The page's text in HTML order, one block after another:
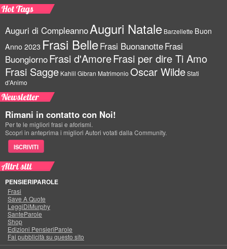
Hot Tags
Auguri di CompleannoAuguri Natale Barzellette Buon
Anno 2023 Frasi BelleFrasi BuonanotteFrasi
BuongiornoFrasi d'AmoreFrasi per dire Ti Amo
Frasi Sagge Kahlil Gibran Matrimonio Oscar WildeStati
d'Animo
Newsletter
Rimani in contatto con Noi!
Per te le migliori frasi e aforismi.
Scopri in anteprima i migliori Autori votati dalla Community.
ISCRIVITI
Altri siti
PENSIERIPAROLE
Frasi
Save A Quote
LeggiDiMurphy
SanteParole
Shop
Edizioni PensieriParole
Fai pubblicità su questo sito